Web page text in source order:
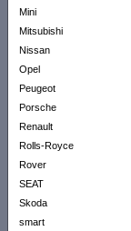
Mini
Mitsubishi
Nissan
Opel
Peugeot
Porsche
Renault
Rolls-Royce
Rover
SEAT
Skoda
smart